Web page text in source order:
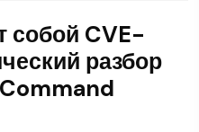
собой CVE-
разбор